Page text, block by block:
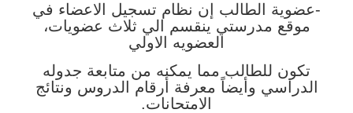
-عضوية الطالب إن نظام تسجيل الاعضاء في
موقع مدرستي ينقسم الي ثلاث عضويات،
العضويه الاولي
تكون للطالب مما يمكنه من متابعة جدوله
الدراسي وأيضاً معرفة أرقام الدروس ونتائج
الامتحانات.